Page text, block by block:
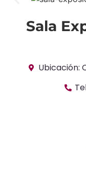
Sala
Ubicación: